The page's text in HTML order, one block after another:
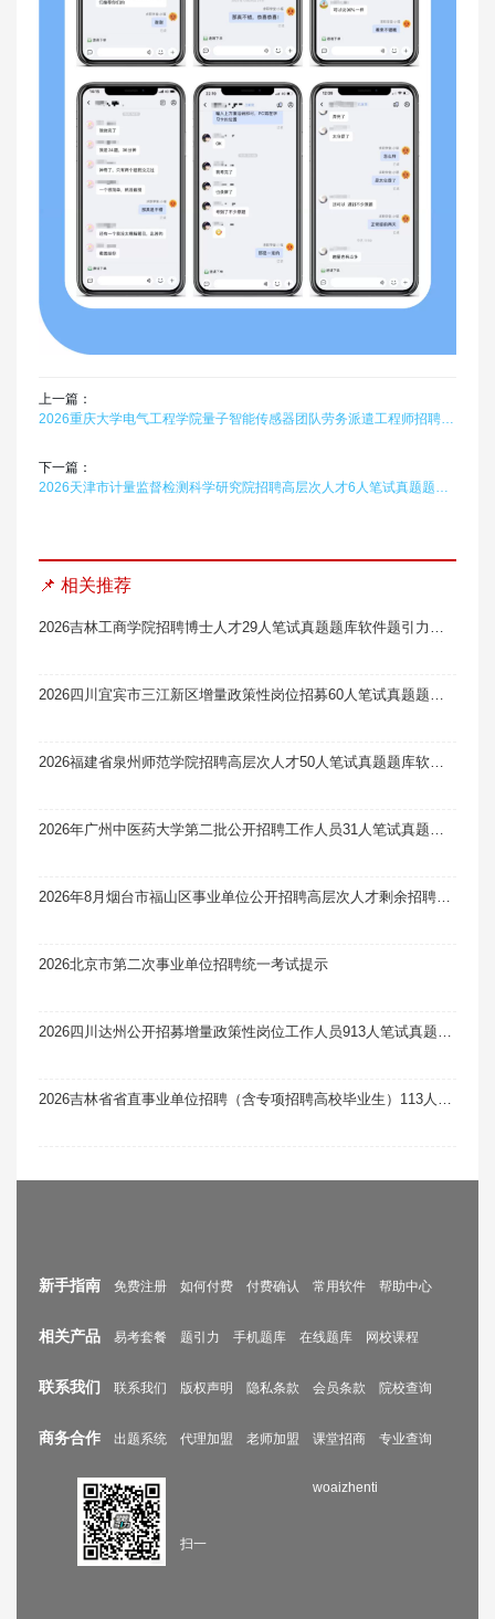
上一篇：
2026重庆大学电气工程学院量子智能传感器团队劳务派遣工程师招聘6人笔试真题题库软件题引力
下一篇：
2026天津市计量监督检测科学研究院招聘高层次人才6人笔试真题题库软件题引力
📌 相关推荐
2026吉林工商学院招聘博士人才29人笔试真题题库软件题引力（3号）
2026四川宜宾市三江新区增量政策性岗位招募60人笔试真题题库软件题引力
2026福建省泉州师范学院招聘高层次人才50人笔试真题题库软件题引力
2026年广州中医药大学第二批公开招聘工作人员31人笔试真题题库软件题引力
2026年8月烟台市福山区事业单位公开招聘高层次人才剩余招聘计划及岗位笔试真题题库软件题引力
2026北京市第二次事业单位招聘统一考试提示
2026四川达州公开招募增量政策性岗位工作人员913人笔试真题题库软件题引力
2026吉林省省直事业单位招聘（含专项招聘高校毕业生）113人笔试真题题库软件题引力（11号）
新手指南 免费注册 如何付费 付费确认 常用软件 帮助中心
相关产品 易考套餐 题引力 手机题库 在线题库 网校课程
联系我们 联系我们 版权声明 隐私条款 会员条款 院校查询
商务合作 出题系统 代理加盟 老师加盟 课堂招商 专业查询
扫一
woaizhenti